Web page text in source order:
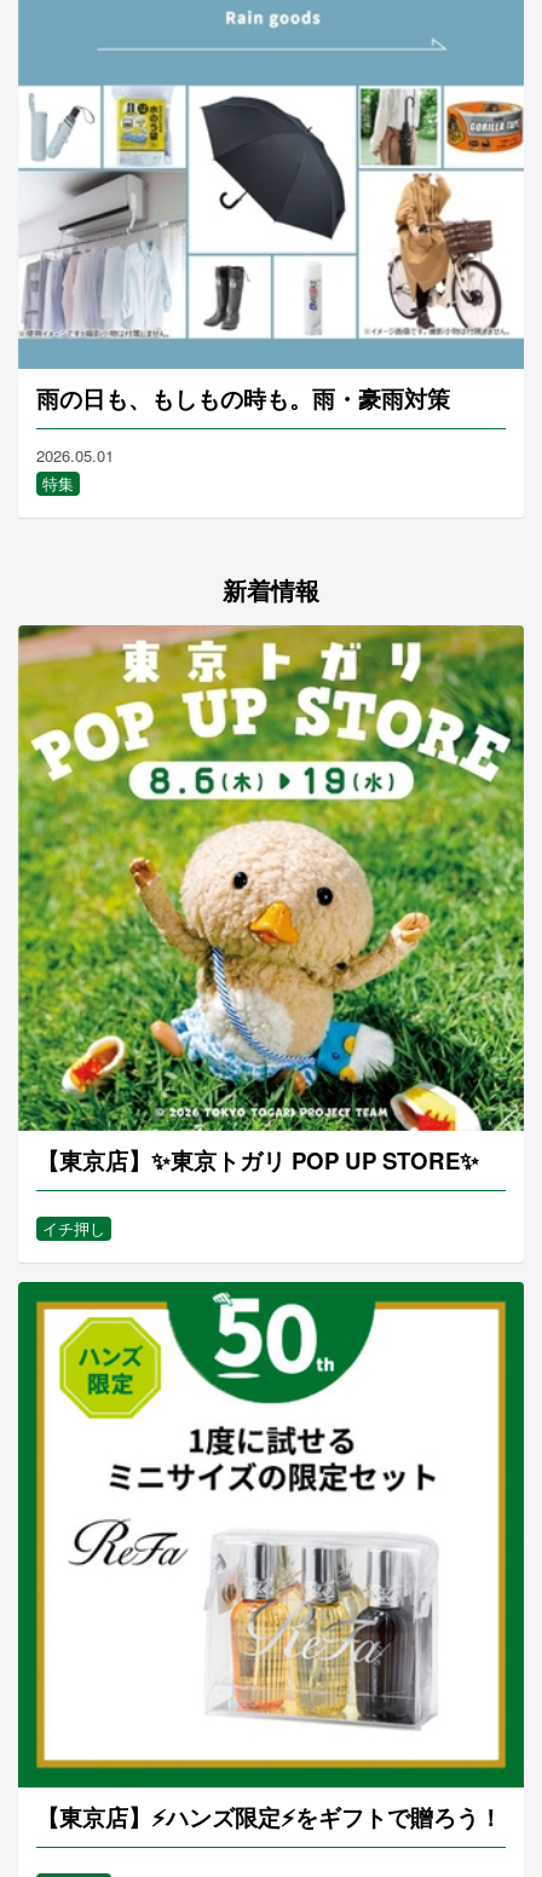
雨の日も、もしもの時も。雨・豪雨対策
2026.05.01
特集
新着情報
【東京店】✨東京トガリ POP UP STORE✨
イチ押し
【東京店】⚡ハンズ限定⚡をギフトで贈ろう！